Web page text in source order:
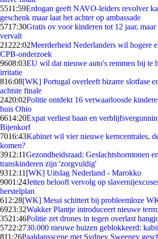
5511:59Erdogan geeft NAVO-leiders revolver
geschenk maar laat het achter op ambassade
5717:30Gratis ov voor kinderen tot 12 jaar,
vervalt
21222:02Meerderheid Nederlanders wil hogere
CPB-onderzoek
9608:03EU wil dat nieuwe auto's remmen bij te
irritatie
816:08[WK] Portugal overleeft bizarre slotfase
achtste finale
2420:02Politie ontdekt 16 verwaarloosde
huis Ohio
6614:20Expat verliest baan en
Bijenkorf
7016:43Kabinet wil vier nieuwe kerncentrales,
komen?
3912:11Gezondheidsraad: Geslachtshormonen
transkinderen zijn 'zorgvuldig'
9312:11 [WK] Uitslag Nederland - Marokko
9001:24Jetten belooft vervolg op
herstelplan
612:28[WK] Messi schittert bij probleemloze
6923:32Wakker Plantje introduceert nieuwe
3521:46Politie zet drones in tegen overlast
5722:2730.000 nieuwe huizen geblokkeerd:
811:26Paaldansscene met Sydney Sweeney